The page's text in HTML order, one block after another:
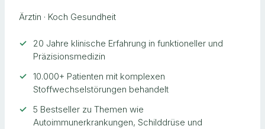
Ärztin · Koch Gesundheit
20 Jahre klinische Erfahrung in funktioneller und
Präzisionsmedizin
10.000+ Patienten mit komplexen
Stoffwechselstörungen behandelt
5 Bestseller zu Themen wie
Autoimmunerkrankungen, Schilddrüse und